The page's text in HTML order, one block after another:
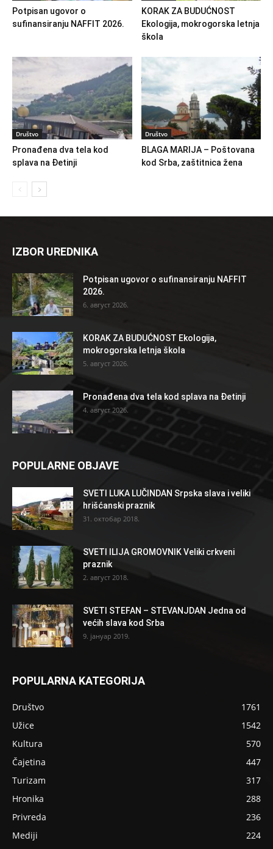
Potpisan ugovor o
sufinansiranju NAFFIT 2026.
KORAK ZA BUDUĆNOST
Ekologija, mokrogorska letnja
škola
Društvo
Pronađena dva tela kod
splava na Đetinji
Društvo
BLAGA MARIJA – Poštovana
kod Srba, zaštitnica žena
IZBOR UREDNIKA
Potpisan ugovor o sufinansiranju NAFFIT
2026.
6. август 2026.
KORAK ZA BUDUĆNOST Ekologija,
mokrogorska letnja škola
5. август 2026.
Pronađena dva tela kod splava na Đetinji
4. август 2026.
POPULARNE OBJAVE
SVETI LUKA LUČINDAN Srpska slava i veliki
hrišćanski praznik
31. октобар 2018.
SVETI ILIJA GROMOVNIK Veliki crkveni
praznik
2. август 2018.
SVETI STEFAN – STEVANJDAN Jedna od
većih slava kod Srba
9. јануар 2019.
POPULARNA KATEGORIJA
Društvo
1761
Užice
1542
Kultura
570
Čajetina
447
Turizam
317
Hronika
288
Privreda
236
Mediji
224